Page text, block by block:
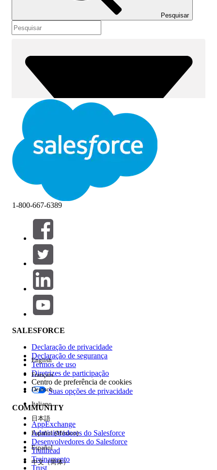
Pesquisar
Filtros (0)
SELECIONAR FILTROS
Área de produtos
Impacto do recurso
Edição
Experiência
1-800-667-6389
SALESFORCE
Declaração de privacidade
Declaração de segurança
Termos de uso
Diretrizes de participação
Centro de preferência de cookies
Suas opções de privacidade
COMMUNITY
AppExchange
Administradores do Salesforce
Desenvolvedores do Salesforce
Trailhead
Treinamento
Trust
English
Français
Deutsch
Italiano
日本語
Español (México)
Español
中文（简体）